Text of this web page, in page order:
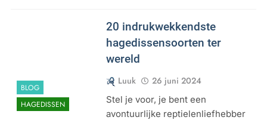
BLOG
HAGEDISSEN
20 indrukwekkendste
hagedissensoorten ter
wereld
Luuk 26 juni 2024
Stel je voor, je bent een
avontuurlijke reptielenliefhebber